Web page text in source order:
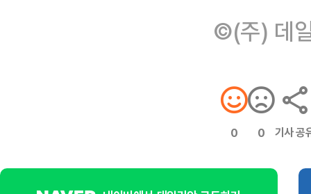
©(주) 데
0 0 기사 공